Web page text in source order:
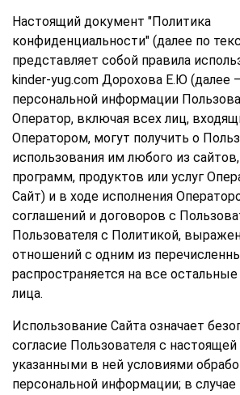
Настоящий документ "Политика
конфиденциальности" (далее по
представляет собой правила
kinder-yug.com Дорохова Е.Ю (далее
персональной информации
Оператор, включая всех лиц,
Оператором, могут получить о
использования им любого из
программ, продуктов или услуг
Сайт) и в ходе исполнения
соглашений и договоров с
Пользователя с Политикой,
отношений с одним из
распространяется на все
лица.
Использование Сайта означает
согласие Пользователя с
указанными в ней условиями
персональной информации; в случае